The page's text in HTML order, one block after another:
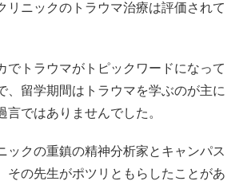
リニックのトラウマ治療は評価されて
トラウマがトピックワードになって
、留学期間はトラウマを学ぶのが主に
言ではありませんでした。
クの重鎮の精神分析家とキャンパス
その先生がポツリともらしたことがあ